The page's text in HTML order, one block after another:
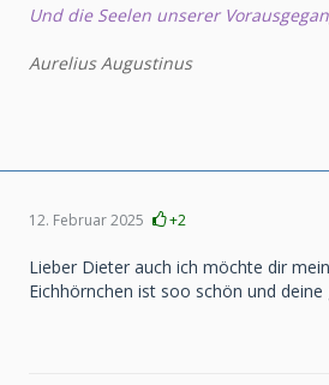
Und die Seelen unserer
Aurelius Augustinus
12. Februar 2025 +2
Lieber Dieter auch ich möchte dir
Eichhörnchen ist soo schön und